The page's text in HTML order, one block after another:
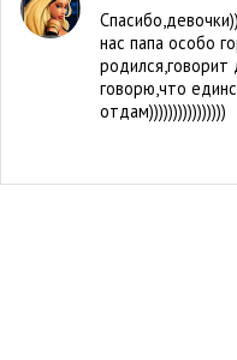
нас папа особо
говорю,что
отдам))))))))))))))))